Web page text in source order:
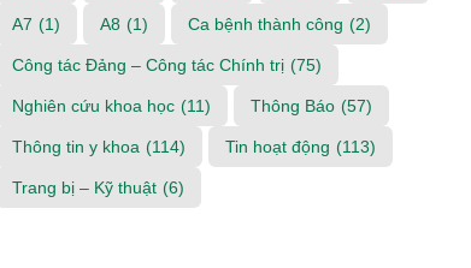
A7 (1) A8 (1) Ca bệnh thành công (2)
Công tác Đảng – Công tác Chính trị (75)
Nghiên cứu khoa học (11) Thông Báo (57)
Thông tin y khoa (114) Tin hoạt động (113)
Trang bị – Kỹ thuật (6)